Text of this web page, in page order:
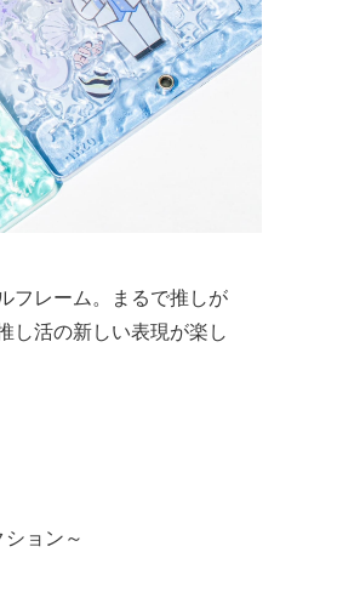
フレーム。まるで推しが
し活の新しい表現が楽し
ョン～